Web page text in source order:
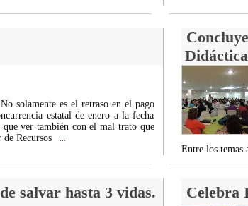
solamente es el retraso en el pago
estatal de enero a la fecha
ver también con el mal trato que
Recursos
Entre los temas
salvar hasta 3 vidas. Celebra